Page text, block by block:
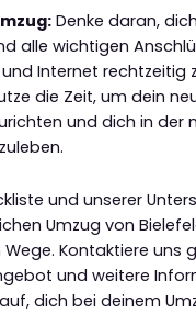
Denke daran,
alle wichtigen
Internet rechtzeitig
die Zeit, um dein
und dich in der
und unserer
Umzug von
Kontaktiere uns
und weitere
dich bei deinem